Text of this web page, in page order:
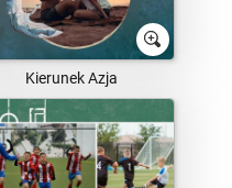
Kierunek Azja